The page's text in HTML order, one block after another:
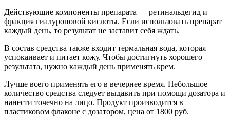
Действующие компоненты препарата — ретинальдегид и
фракция гиалуроновой кислоты. Если использовать препарат
каждый день, то результат не заставит себя ждать.
В состав средства также входит термальная вода, которая
успокаивает и питает кожу. Чтобы достигнуть хорошего
результата, нужно каждый день применять крем.
Лучше всего применять его в вечернее время. Небольшое
количество средства следует выдавить при помощи дозатора и
нанести точечно на лицо. Продукт производится в
пластиковом флаконе с дозатором, цена от 1800 руб.